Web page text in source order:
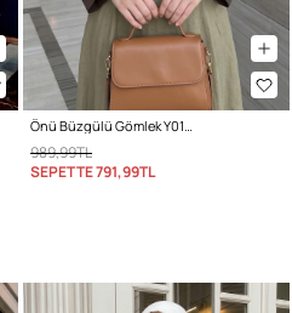
Önü Büzgülü Gömlek Y0125 - KAHVERENGİ
989,99TL
SEPETTE791,99TL